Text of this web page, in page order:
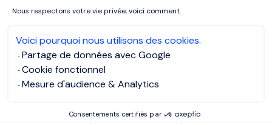
Nous respectons votre vie privée, voici comment.
Voici pourquoi nous utilisons des cookies.
Partage de données avec Google
Cookie fonctionnel
Mesure d'audience & Analytics
Consentements certifiés par
MORGAN PHILIPS EXECUTIVE SEARCH
À lire aussi